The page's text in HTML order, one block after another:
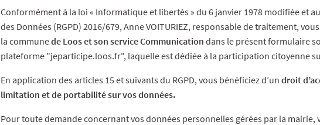
Conformément à la loi « Informatique et libertés » du 6 janvier 1978 modifiée et
des Données (RGPD) 2016/679, Anne VOITURIEZ, responsable de traitement,
la communede Loos et son service Communication dans le présent formulaire
plateforme "jeparticipe.loos.fr", laquelle est dédiée à la participation citoyenne
En application des articles 15 et suivants du RGPD, vous bénéficiez d’un droit
limitation et de portabilité sur vos données.
Pour toute demande concernant vos données personnelles gérées par la mairie,